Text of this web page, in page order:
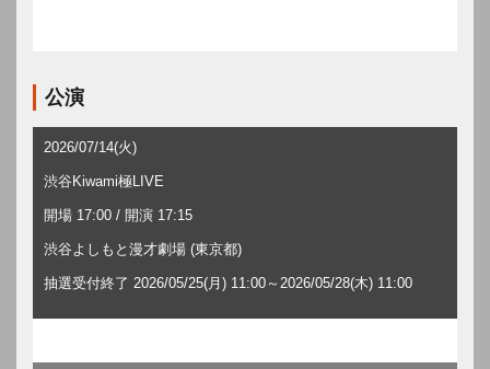
公演
2026/07/14(火)
渋谷Kiwami極LIVE
開場 17:00 / 開演 17:15
渋谷よしもと漫才劇場 (東京都)
抽選受付終了 2026/05/25(月) 11:00～2026/05/28(木) 11:00